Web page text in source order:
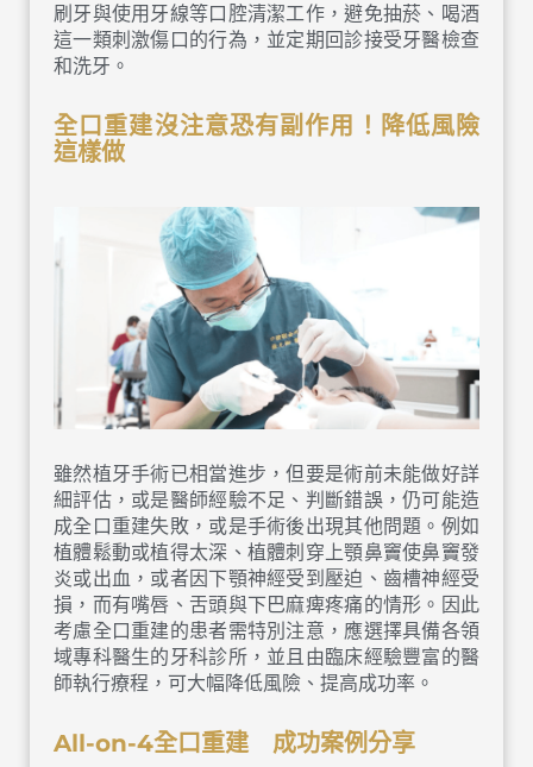
刷牙與使用牙線等口腔清潔工作，避免抽菸、喝酒
這一類刺激傷口的行為，並定期回診接受牙醫檢查
和洗牙。
全口重建沒注意恐有副作用 ！降低風險
這樣做
雖然植牙手術已相當進步，但要是術前未能做好詳
細評估，或是醫師經驗不足、判斷錯誤，仍可能造
成全口重建失敗，或是手術後出現其他問題。例如
植體鬆動或植得太深、植體刺穿上顎鼻竇使鼻竇發
炎或出血，或者因下顎神經受到壓迫、齒槽神經受
損，而有嘴唇、舌頭與下巴麻痺疼痛的情形。因此
考慮全口重建的患者需特別注意，應選擇具備各領
域專科醫生的牙科診所，並且由臨床經驗豐富的醫
師執行療程，可大幅降低風險、提高成功率。
All-on-4全口重建 成功案例分享